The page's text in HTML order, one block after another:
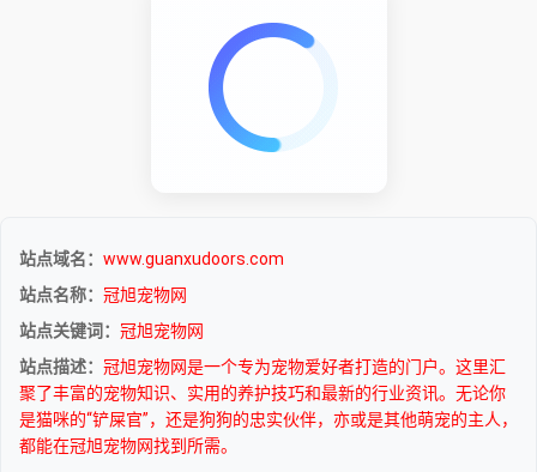
站点域名： www.guanxudoors.com
站点名称： 冠旭宠物网
站点关键词： 冠旭宠物网
站点描述： 冠旭宠物网是一个专为宠物爱好者打造的门户。这里汇
聚了丰富的宠物知识、实用的养护技巧和最新的行业资讯。无论你
是猫咪的“铲屎官”，还是狗狗的忠实伙伴，亦或是其他萌宠的主人，
都能在冠旭宠物网找到所需。